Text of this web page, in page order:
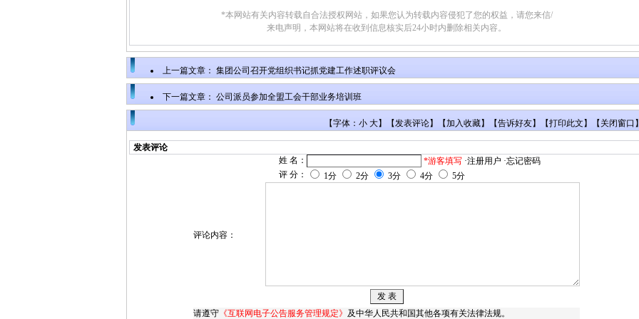
*本网站有关内容转载自合法授权网站，如果您认为转载内容侵犯了您的权益，请您来信/
来电声明，本网站将在收到信息核实后24小时内删除相关内容。
上一篇文章： 集团公司召开党组织书记抓党建工作述职评议会
下一篇文章： 公司派员参加全盟工会干部业务培训班
【字体：小 大】【发表评论】【加入收藏】【告诉好友】【打印此文】【关闭窗口
发表评论
姓 名：
*游客填写 ·注册用户 ·忘记密码
评 分：
1分 2分 3分 4分 5分
评论内容：
请遵守 《互联网电子公告服务管理规定》 及中华人民共和国其他各项有关法律法规。